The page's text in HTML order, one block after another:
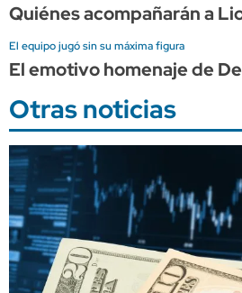
Quiénes acompañarán a
El equipo jugó sin su máxima figura
El emotivo homenaje de
Otras noticias